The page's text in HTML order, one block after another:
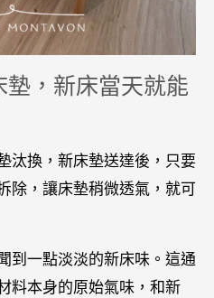
，新床當天就能
汰換，新床墊送達後，只要
除，讓床墊稍微透氣，就可
到一點淡淡的新床味。這通
料本身的原始氣味，和新